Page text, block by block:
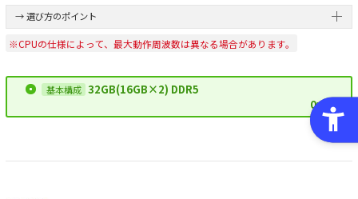
→ 選び方のポイント
※CPUの仕様によって、最大動作周波数は異なる場合があります。
32GB(16GB×2) DDR5
0円(税込)